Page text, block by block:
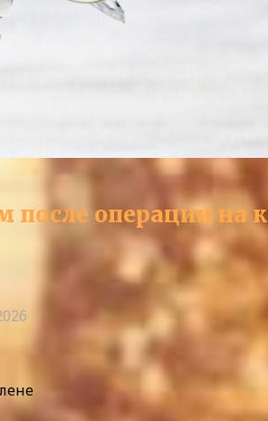
после операции на